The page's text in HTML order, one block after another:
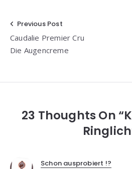
Beitragsnavigation
Previous Post
Caudalie Premier Cru
Die Augencreme
23 Thoughts On
Schon ausprobiert !?